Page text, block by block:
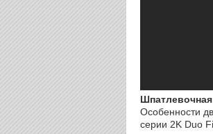
Особенности
серии 2K Duo